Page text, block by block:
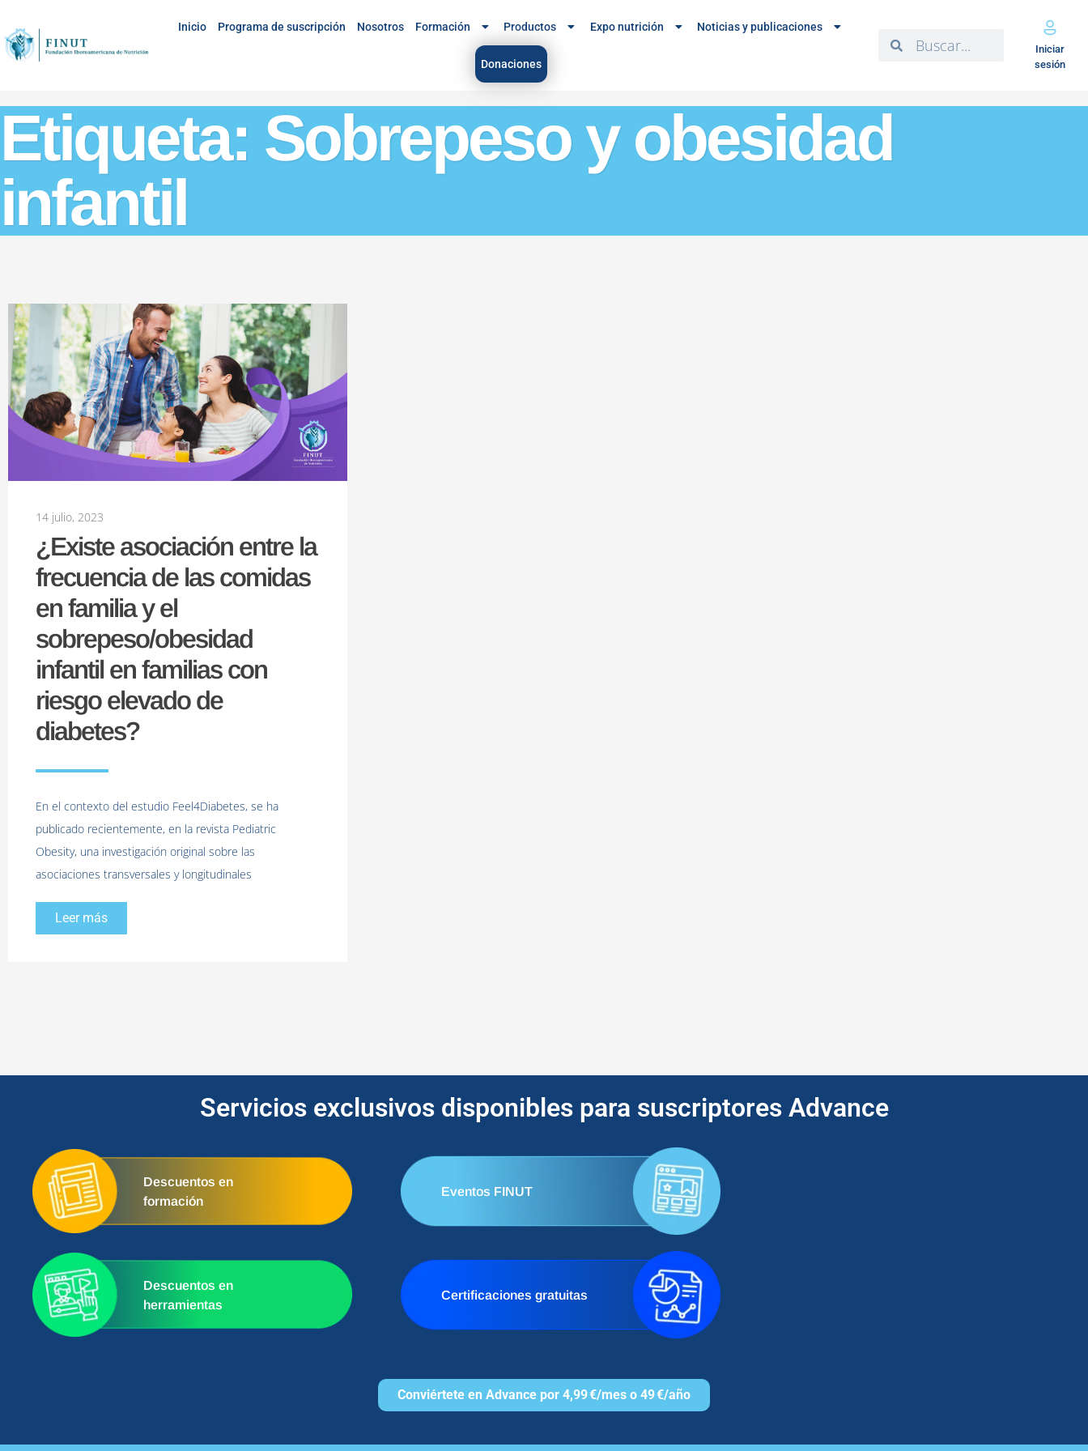
Inicio Programa de suscripción Nosotros Formación Productos Expo nutrición Noticias y publicaciones
Donaciones
Iniciar
sesión
Etiqueta: Sobrepeso y obesidad
infantil
14 julio, 2023
¿Existe asociación entre la
frecuencia de las comidas
en familia y el
sobrepeso/obesidad
infantil en familias con
riesgo elevado de
diabetes?
En el contexto del estudio Feel4Diabetes, se ha
publicado recientemente, en la revista Pediatric
Obesity, una investigación original sobre las
asociaciones transversales y longitudinales
Leer más
Servicios exclusivos disponibles para suscriptores Advance
Descuentos en
formación
Eventos FINUT
Descuentos en
herramientas
Certificaciones gratuitas
Conviértete en Advance por 4,99 €/mes o 49 €/año